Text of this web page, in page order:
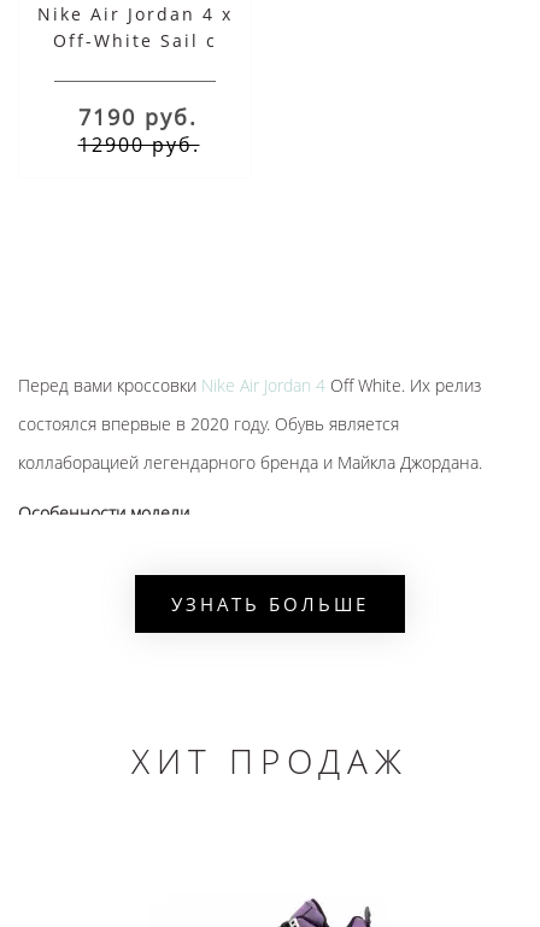
Nike Air Jordan 4 x
Off-White Sail с
7190 руб.
12900 руб.
Перед вами кроссовки Nike Air Jordan 4 Off White. Их релиз
состоялся впервые в 2020 году. Обувь является
коллаборацией легендарного бренда и Майкла Джордана.
Особенности модели
силуэт выполнен в оригинальном дизайне,
боты имеют высоту до щиколотки, что обеспечивает
УЗНАТЬ БОЛЬШЕ
ХИТ ПРОДАЖ